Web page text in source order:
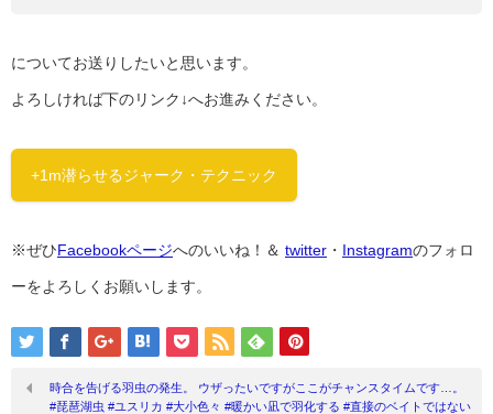
についてお送りしたいと思います。
よろしければ下のリンク↓へお進みください。
+1m潜らせるジャーク・テクニック
※ぜひFacebookページへのいいね！＆ twitter ・ Instagramのフォロ
ーをよろしくお願いします。
時合を告げる羽虫の発生。 ウザったいですがここがチャンスタイムです…。
#琵琶湖虫 #ユスリカ #大小色々 #暖かい凪で羽化する #直接のベイトではない